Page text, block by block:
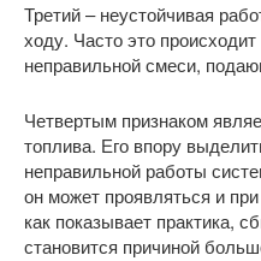
Третий – неустойчивая
ходу. Часто это
неправильной смеси,
Четвертым признаком
топлива. Его впору
неправильной работы
он может проявляться и
как показывает практика,
становится причиной